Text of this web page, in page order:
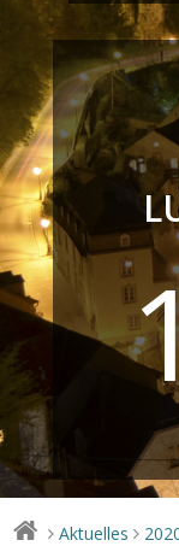
> Aktuelles >